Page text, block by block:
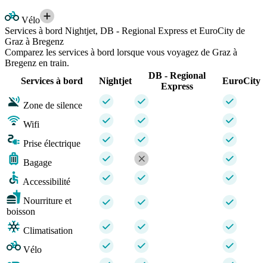
Vélo
Services à bord Nightjet, DB - Regional Express et EuroCity de
Graz à Bregenz
Comparez les services à bord lorsque vous voyagez de Graz à
Bregenz en train.
Services à bord
Nightjet
DB - Regional
Express
EuroCity
Zone de silence
Wifi
Prise électrique
Bagage
Accessibilité
Nourriture et
boisson
Climatisation
Vélo